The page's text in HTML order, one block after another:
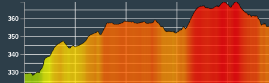
330
340
350
360